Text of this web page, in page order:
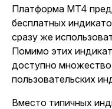
Платформа MT4
бесплатных
сразу же
Помимо этих
доступно
пользовательских
Вместо типичных